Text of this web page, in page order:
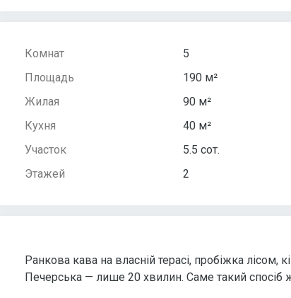
Комнат
5
Площадь
190 м²
Жилая
90 м²
Кухня
40 м²
Участок
5.5 сот.
Этажей
2
Ранкова кава на власній терасі, пробіжка лісом,
Печерська — лише 20 хвилин. Саме такий спосіб